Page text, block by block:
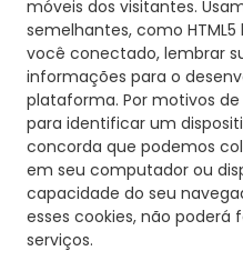
móveis dos visitantes.
semelhantes, como
você conectado, lembrar
informações para o
plataforma. Por motivos
para identificar um
concorda que podemos
em seu computador ou
capacidade do seu
esses cookies, não poderá
serviços.